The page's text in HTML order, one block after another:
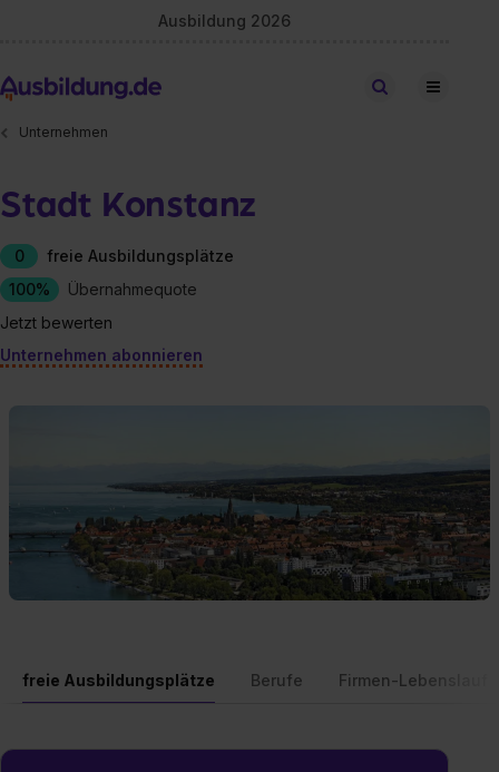
Ausbildung 2026
Stellen finden
Unternehmen
Stadt Konstanz
0
freie Ausbildungsplätze
100%
Übernahmequote
Jetzt bewerten
Unternehmen abonnieren
freie Ausbildungsplätze Berufe Firmen-Lebenslauf